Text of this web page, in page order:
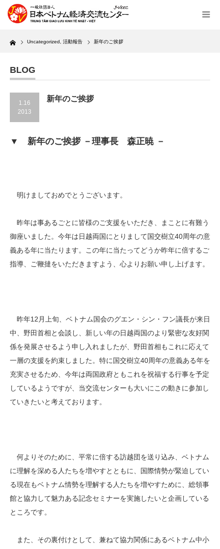
Home Uncategorized 活動報告 新年のご挨拶
BLOG
1.16
2013
新年のご挨拶
▼ 新年のご挨拶 －理事長 森正暁 －
明けましておめでとうございます。
昨年は事あるごとに皆様のご支援をいただき、まことに有難う
御座いました。今年は日越両国にとりまして国交樹立40周年の意
義ある年に当たります。この年に当たってどうか昨年に倍するご
指導、ご鞭撻をいただきますよう、心よりお願い申し上げます。
昨年12月上旬、ベトナム国会のグエン・シン・フン議長が来日
中、野田首相と会談し、新しい年の日越両国のより緊密な友好関
係を発展させるよう申し入れましたが、野田首相もこれに応えて
一層の支援を約束しました。特に国交樹立40周年の意義ある年を
充実させるため、今年は両国政府ともこれを祝福する行事を予定
しているようですが、当交流センターも大いにこの動きに参加し
ていきたいと考えております。
何よりそのために、平常に倍する訪越団を送り込み、ベトナム
に理解を深める人たちを増やすとともに、国際情勢が緊迫してい
る現在もベトナム情勢を理解する人たちを増やすために、総領事
館と協力して魅力ある記念セミナーを実施したいと企画している
ところです。
また、その裏付けとして、兼ねて協力関係にあるベトナム中小